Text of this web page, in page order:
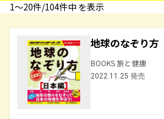
1〜20件/104件中 を表示
地球のなぞり
BOOKS 旅と健康
2022.11.25 発売